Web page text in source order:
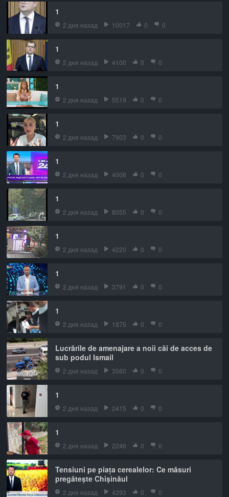
1
2 дня назад 10017 0 0
1
2 дня назад 4100 0 0
1
2 дня назад 5519 0 0
1
2 дня назад 7903 0 0
1
2 дня назад 4008 0 0
1
2 дня назад 8055 0 0
1
2 дня назад 4220 0 0
1
2 дня назад 3791 0 0
1
2 дня назад 1875 0 0
Lucrările de amenajare a noii căi de acces de
sub podul Ismail
2 дня назад 3560 0 0
1
2 дня назад 2415 0 0
1
2 дня назад 2246 0 0
Tensiuni pe piața cerealelor: Ce măsuri
pregătește Chișinăul
2 дня назад 4293 0 0